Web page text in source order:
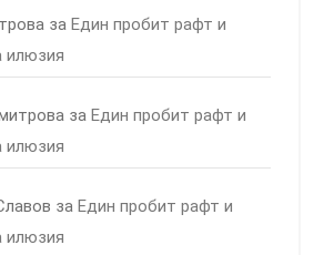
за Един пробит рафт и
илюзия
за Един пробит рафт и
илюзия
за Един пробит рафт и
илюзия